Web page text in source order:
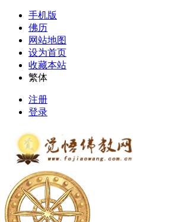
手机版
佛历
网站地图
设为首页
收藏本站
繁体
注册
登录